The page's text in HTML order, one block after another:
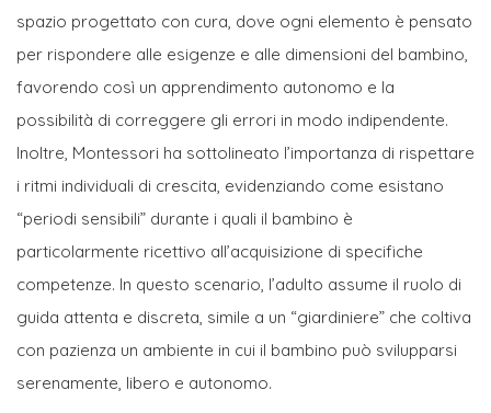
spazio progettato con cura, dove ogni elemento è pensato
per rispondere alle esigenze e alle dimensioni del bambino,
favorendo così un apprendimento autonomo e la
possibilità di correggere gli errori in modo indipendente.
Inoltre, Montessori ha sottolineato l’importanza di rispettare
i ritmi individuali di crescita, evidenziando come esistano
“periodi sensibili” durante i quali il bambino è
particolarmente ricettivo all’acquisizione di specifiche
competenze. In questo scenario, l’adulto assume il ruolo di
guida attenta e discreta, simile a un “giardiniere” che coltiva
con pazienza un ambiente in cui il bambino può svilupparsi
serenamente, libero e autonomo.